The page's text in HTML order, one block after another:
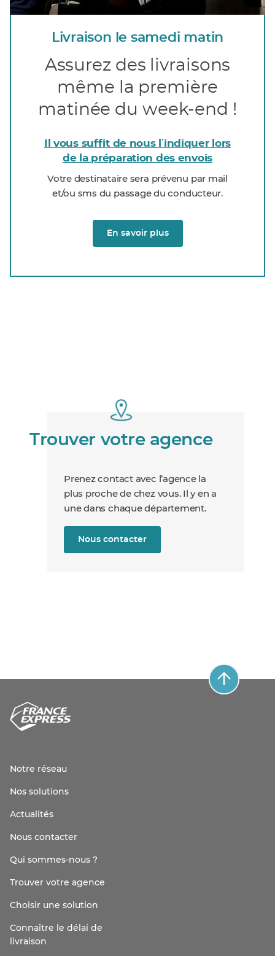
Livraison le samedi matin
Assurez des livraisons
même la première
matinée du week-end !
Il vous suffit de nous lʼindiquer lors
de la préparation des envois
Votre destinataire sera prévenu par mail
et/ou sms du passage du conducteur.
En savoir plus
Trouver votre agence
Prenez contact avec l’agence la
plus proche de chez vous. Il y en a
une dans chaque département.
Nous contacter
Notre réseau
Nos solutions
Actualités
Nous contacter
Qui sommes-nous ?
Trouver votre agence
Choisir une solution
Connaître le délai de
livraison